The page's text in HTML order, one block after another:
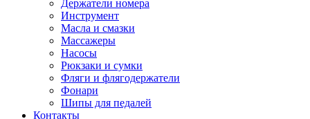
Держатели номера
Инструмент
Масла и смазки
Массажеры
Насосы
Рюкзаки и сумки
Фляги и флягодержатели
Фонари
Шипы для педалей
Контакты